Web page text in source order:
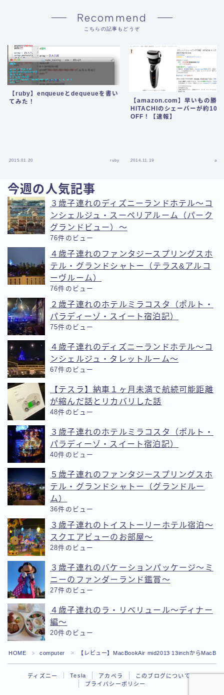
Follow Me
Recommend
こちらの記事もどうぞ
【ruby】enqueueとdequeueを書い
てみた！
2015.01.20 ruby
【amazon.com】早いもの勝
HITACHIのシェーバーが約
OFF！【速報】
2014.11.19
今週の人気記事
３歳子連れのディズニーランドホテル〜コ
ンシェルジュ・スーペリアルーム（パーク
グランドビュー）〜
76件のビュー
４歳子連れのファンタジースプリングスホ
テル・グランドシャトー（テラス&アルコ
ーヴルーム）
76件のビュー
２歳子連れのホテルミラコスタ（ポルト・
パラディーゾ・スイート宿泊記）
75件のビュー
４歳子連れのディズニーランドホテル〜コ
ンシェルジュ・タレットルーム〜
67件のビュー
【テスラ】納車１ヶ月未満で航続可能距離
が縮んだ話とリカバリした話
48件のビュー
３歳子連れのホテルミラコスタ（ポルト・
パラディーゾ・スイート宿泊記）
40件のビュー
５歳子連れのファンタジースプリングスホ
テル・グランドシャトー（グランドルー
ム）
36件のビュー
３歳子連れのトイストーリーホテル宿泊〜
スクエアビューのお部屋〜
28件のビュー
３歳子連れのバケーションパッケージ〜ミ
ニーのファンダーランド鑑賞〜
27件のビュー
４歳子連れのラ・リベリュール〜ディナー
編〜
20件のビュー
HOME ＞ computer ＞ 【レビュー】MacBookAir mid2013 13inchから
ディズニー Tesla アカペラ
このブログについて
プライバシーポリシー